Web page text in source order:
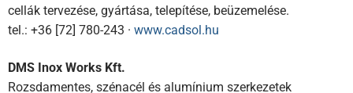
cellák tervezése, gyártása, telepítése, beüzemelése.
tel.: +36 [72] 780-243 · www.cadsol.hu
DMS Inox Works Kft.
Rozsdamentes, szénacél és alumínium szerkezetek